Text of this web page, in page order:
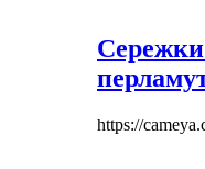
https://